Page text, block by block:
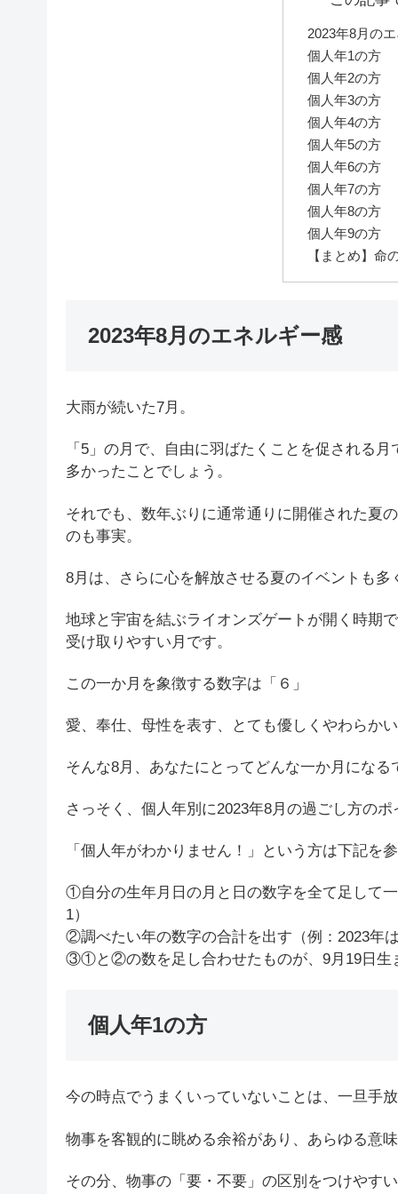
2023年8月の
個人年1の方
個人年2の方
個人年3の方
個人年4の方
個人年5の方
個人年6の方
個人年7の方
個人年8の方
個人年9の方
【まとめ】命
2023年8月のエネルギー感
大雨が続いた7月。
「5」の月で、自由に羽ばたくことを促される
多かったことでしょう。
それでも、数年ぶりに通常通りに開催された夏
のも事実。
8月は、さらに心を解放させる夏のイベントも多
地球と宇宙を結ぶライオンズゲートが開く時期
受け取りやすい月です。
この一か月を象徴する数字は「６」
愛、奉仕、母性を表す、とても優しくやわらか
そんな8月、あなたにとってどんな一か月になる
さっそく、個人年別に2023年8月の過ごし方の
「個人年がわかりません！」という方は下記を
①自分の生年月日の月と日の数字を全て足して
1）
②調べたい年の数字の合計を出す（例：2023年
③①と②の数を足し合わせたものが、9月19日生
個人年1の方
今の時点でうまくいっていないことは、一旦手
物事を客観的に眺める余裕があり、あらゆる意
その分、物事の「要・不要」の区別をつけやす